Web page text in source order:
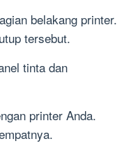
belakang printer.
tersebut.
tinta dan
printer Anda.